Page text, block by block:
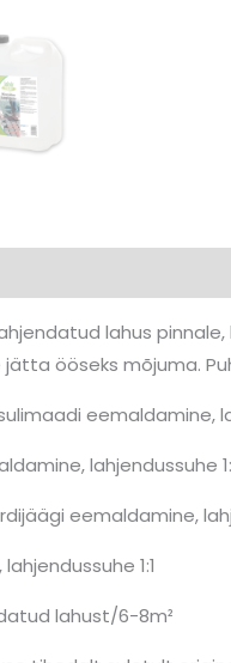
lahus
jätta ööseks mõjuma.
mördijäägi
1:1
lahust/6-8m²